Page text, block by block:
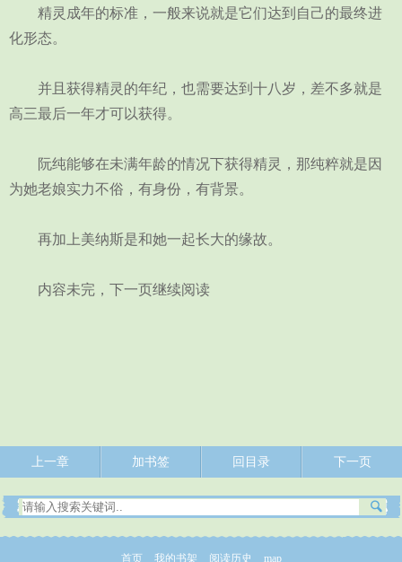
精灵成年的标准，一般来说就是它们达到自己的最终进
化形态。
并且获得精灵的年纪，也需要达到十八岁，差不多就是
高三最后一年才可以获得。
阮纯能够在未满年龄的情况下获得精灵，那纯粹就是因
为她老娘实力不俗，有身份，有背景。
再加上美纳斯是和她一起长大的缘故。
内容未完，下一页继续阅读
上一章 加书签 回目录 下一页
首页 我的书架 阅读历史 map